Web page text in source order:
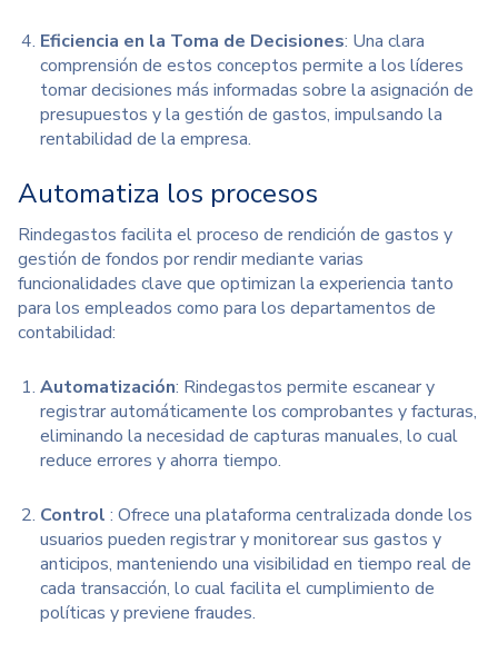
Eficiencia en la Toma de Decisiones: Una clara
comprensión de estos conceptos permite a los líderes
tomar decisiones más informadas sobre la asignación de
presupuestos y la gestión de gastos, impulsando la
rentabilidad de la empresa.
Automatiza los procesos
Rindegastos facilita el proceso de rendición de gastos y
gestión de fondos por rendir mediante varias
funcionalidades clave que optimizan la experiencia tanto
para los empleados como para los departamentos de
contabilidad:
Automatización: Rindegastos permite escanear y
registrar automáticamente los comprobantes y facturas,
eliminando la necesidad de capturas manuales, lo cual
reduce errores y ahorra tiempo.
Control : Ofrece una plataforma centralizada donde los
usuarios pueden registrar y monitorear sus gastos y
anticipos, manteniendo una visibilidad en tiempo real de
cada transacción, lo cual facilita el cumplimiento de
políticas y previene fraudes.